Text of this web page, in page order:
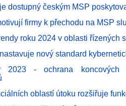
dostupný českým MSP
firmy k přechodu na MSP
roku 2024 v oblasti řízených
nový standard
2023 - ochrana koncových
oblastí útoku rozšiřuje